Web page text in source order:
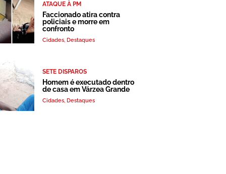
ATAQUE À PM
Faccionado atira contra
policiais e morre em
confronto
Cidades, Destaques
SETE DISPAROS
Homem é executado dentro
de casa em Várzea Grande
Cidades, Destaques